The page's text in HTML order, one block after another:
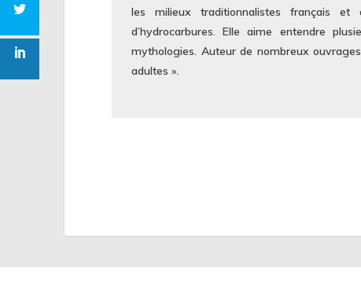
les milieux traditionnalistes français
d’hydrocarbures. Elle aime entendre
mythologies. Auteur de nombreux
adultes ».